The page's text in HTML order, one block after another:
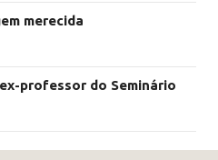
merecida
professor do Seminário